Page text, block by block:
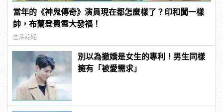
當年的《神鬼傳奇》演員現在都怎麼樣了？印和闐一樣
帥，布蘭登費雪大發福！
生活話題
別以為撤嬌是女生的專利！男生同樣
擁有「被愛需求」